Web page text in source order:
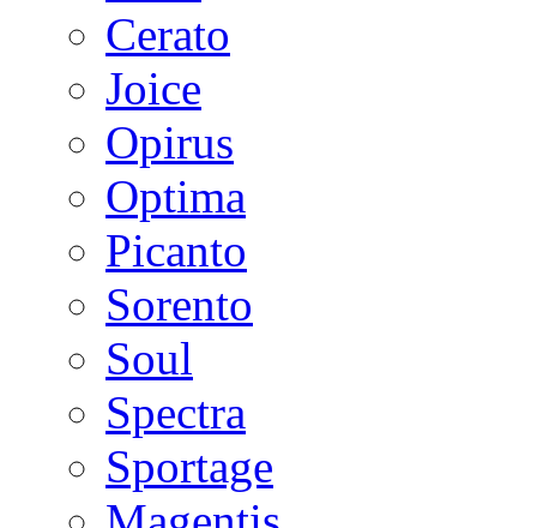
Cerato
Joice
Opirus
Optima
Picanto
Sorento
Soul
Spectra
Sportage